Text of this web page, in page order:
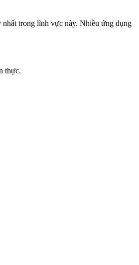
trong lĩnh vực này. Nhiều ứng dụng
thực.